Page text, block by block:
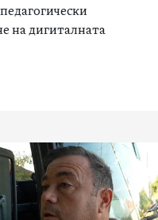
на дигиталната